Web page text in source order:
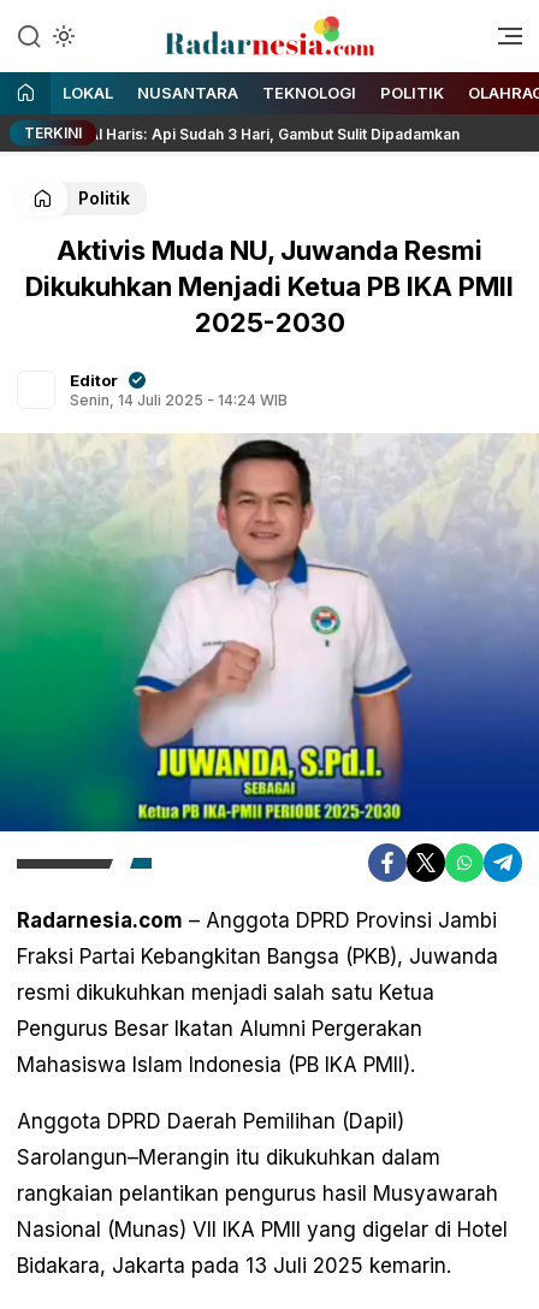
Radarnesia
Enak Dibaca
LOKAL NUSANTARA TEKNOLOGI POLITIK
TERKINI
Al Haris: Api Sudah 3 Hari, Gambut Sulit Dipadamkan
Politik
Aktivis Muda NU, Juwanda Resmi
Dikukuhkan Menjadi Ketua PB IKA PMII
2025-2030
Editor
Senin, 14 Juli 2025 - 14:24 WIB
Radarnesia.com – Anggota DPRD Provinsi Jambi
Fraksi Partai Kebangkitan Bangsa (PKB), Juwanda
resmi dikukuhkan menjadi salah satu Ketua
Pengurus Besar Ikatan Alumni Pergerakan
Mahasiswa Islam Indonesia (PB IKA PMII).
Anggota DPRD Daerah Pemilihan (Dapil)
Sarolangun–Merangin itu dikukuhkan dalam
rangkaian pelantikan pengurus hasil Musyawarah
Nasional (Munas) VII IKA PMII yang digelar di Hotel
Bidakara, Jakarta pada 13 Juli 2025 kemarin.